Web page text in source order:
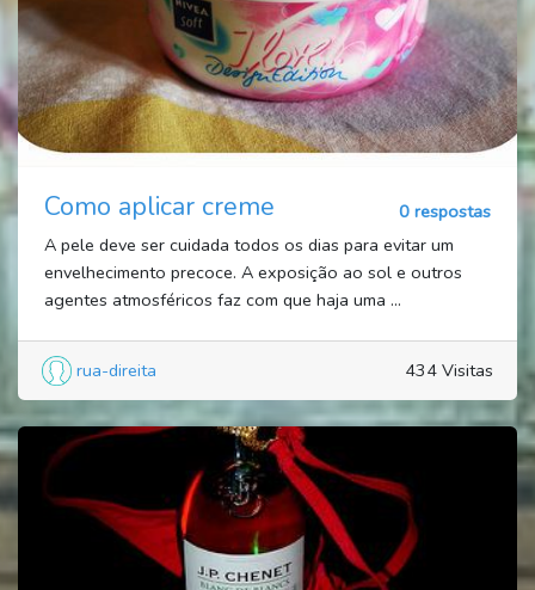
Como aplicar creme
0 respostas
A pele deve ser cuidada todos os dias para evitar um
envelhecimento precoce. A exposição ao sol e outros
agentes atmosféricos faz com que haja uma ...
rua-direita 434 Visitas